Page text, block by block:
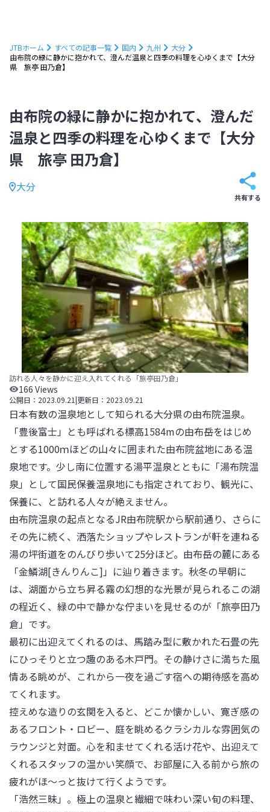
JTBホーム すべての記事一覧 国内 九州
大分
由布院の緑に静かに抱かれて、澄んだ温泉と四季の料理を心ゆくまで【大分
県 旅亭 田乃倉】
由布院の緑に静かに抱かれて、澄んだ
温泉と四季の料理を心ゆくまで【大分
県 旅亭 田乃倉】
大分
共有する
訪れる人々を静かに迎え入れてくれる「旅亭田乃倉」
166 Views
公開日： 2023.09.21|更新日： 2023.09.21
日本有数の温泉地として知られる大分県の由布院温泉。
「豊後富士」とも呼ばれる標高1584mの由布岳をはじめ
とする1000ｍほどの山々に囲まれた由布院盆地にある温
泉地です。少し南に位置する湯平温泉とともに「湯布院温
泉」として国民保養温泉地にも指定されており、観光に、
保養に、と訪れる人々が絶えません。
由布院温泉の起点となるJR由布院駅から駅前通り、さらに
その先に続く、洒落たショップやレストランが軒を連ねる
湯の坪街道をのんびり歩いて25分ほど。由布岳の麓にある
「金鱗湖[きんりんこ]」に辿り着きます。秋冬の早朝に
は、湖面から立ち昇る霧の幻想的な光景が見られるこの湖
の程近く、緑の中で静かな佇まいを見せるのが「旅亭田乃
倉」です。
最初に出迎えてくれるのは、馬踏み型に敷かれた石畳の先
にひっそりと立つ趣のある木戸門。その静けさに満ちた風
情ある眺めが、これから一夜を過ごす宿への期待感を高め
てくれます。
控えめな造りの玄関を入ると、どこか懐かしい、寛ぎ感の
あるフロント・ロビー、庭を眺めるクラシカルな雰囲気の
ラウンジと対面。心を和ませてくれる活け花や、出迎えて
くれるスタッフの温かい笑顔で、お部屋に入る前から旅の
疲れがほ～っと抜けて行くようです。
「浩然三昧」。極上の温泉と繊細で味わい深い旬の料理、